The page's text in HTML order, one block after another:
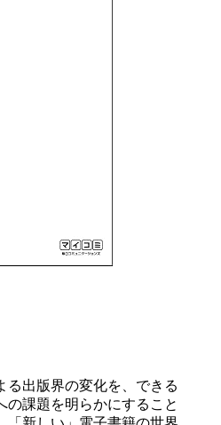
る出版界の変化を、できる
の課題を明らかにすること